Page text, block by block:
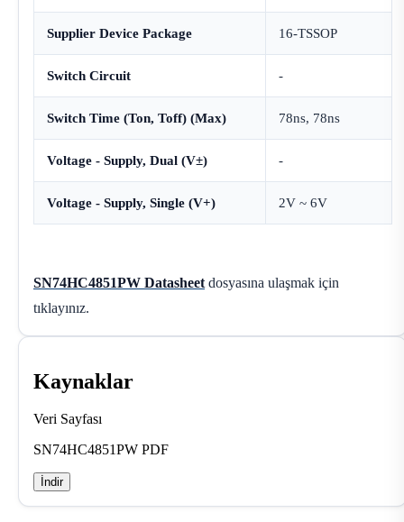
Supplier Device Package 16-TSSOP
Switch Circuit -
Switch Time (Ton, Toff) (Max) 78ns, 78ns
Voltage - Supply, Dual (V±) -
Voltage - Supply, Single (V+) 2V ~ 6V
SN74HC4851PW Datasheet dosyasına ulaşmak için
tıklayınız.
Kaynaklar
Veri Sayfası
SN74HC4851PW PDF
İndir